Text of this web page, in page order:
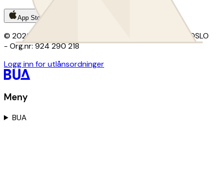
App Store
© 2026 BUA · Kontor: Christian Krohgs gate 15, 0186 OSLO
- Org.nr: 924 290 218
Logg inn for utlånsordninger
Meny
BUA